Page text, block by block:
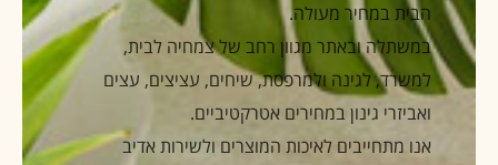
הבית במחיר מעולה.
במשתלה ובאתר מגוון רחב של צמחיה לבית,
למשרד, לגינה ולמרפסת, שיחים, עציצים, עצים
ואביזרי גינון במחירים אטרקטיביים.
אנו מתחייבים לאיכות המוצרים ולשירות אדיב